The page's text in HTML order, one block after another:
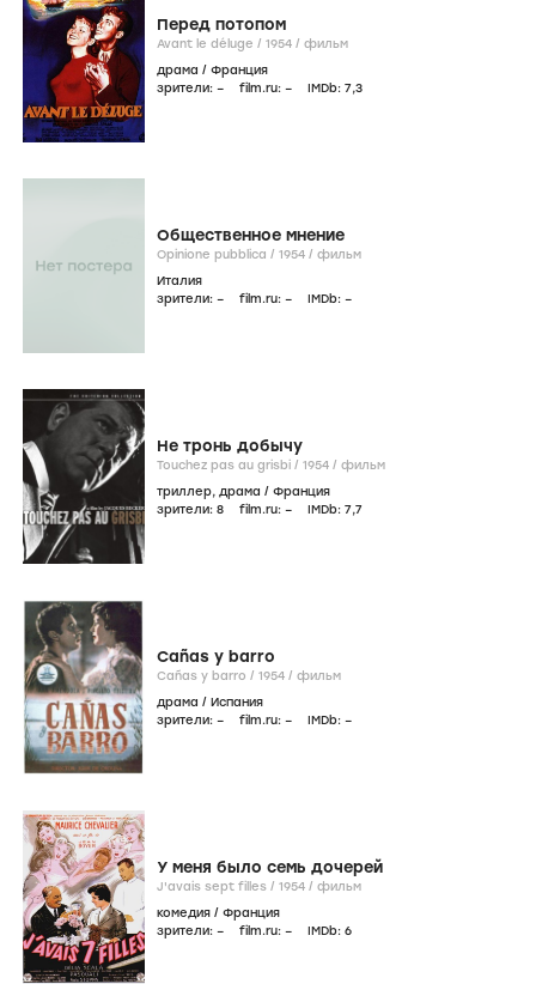
Перед потопом
Avant le déluge / 1954 / фильм
драма / Франция
зрители: – film.ru: – IMDb: 7,3
Общественное мнение
Opinione pubblica / 1954 / фильм
Италия
зрители: – film.ru: – IMDb: –
Не тронь добычу
Touchez pas au grisbi / 1954 / фильм
триллер, драма / Франция
зрители: 8 film.ru: – IMDb: 7,7
Cañas y barro
Cañas y barro / 1954 / фильм
драма / Испания
зрители: – film.ru: – IMDb: –
У меня было семь дочерей
J'avais sept filles / 1954 / фильм
комедия / Франция
зрители: – film.ru: – IMDb: 6